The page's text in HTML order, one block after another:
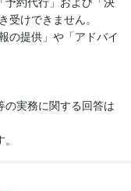
けできません。
の提供」や「アドバイ
の実務に関する回答は